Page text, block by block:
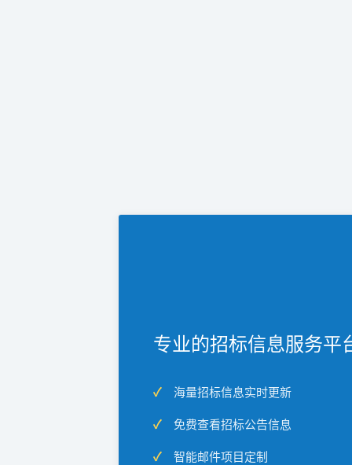
专业的招标信息服务平
海量招标信息实时更新
免费查看招标公告信息
智能邮件项目定制